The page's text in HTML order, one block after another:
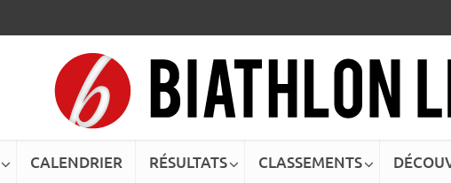
CALENDRIER RÉSULTATS CLASSEMENTS